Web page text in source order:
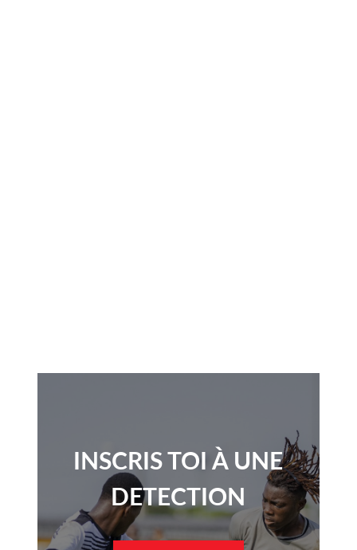
INSCRIS TOI À UNE
DETECTION​